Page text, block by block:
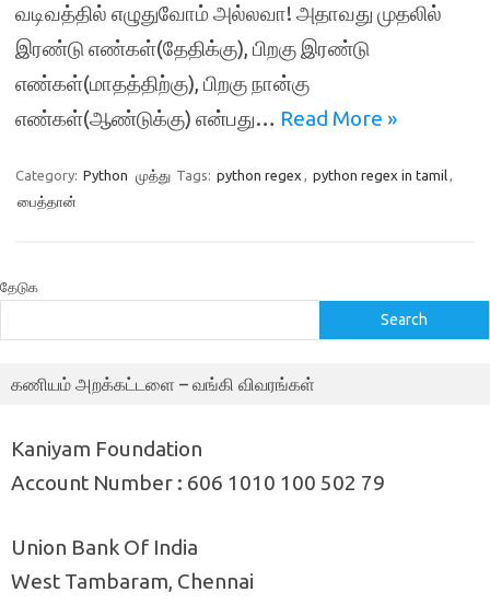
வடிவத்தில் எழுதுவோம் அல்லவா! அதாவது முதலில்
இரண்டு எண்கள்(தேதிக்கு), பிறகு இரண்டு
எண்கள்(மாதத்திற்கு), பிறகு நான்கு
எண்கள்(ஆண்டுக்கு) என்பது… Read More »
Category: Python முத்து Tags: python regex , python regex in tamil,
பைத்தான்
தேடுக
Search
கணியம் அறக்கட்டளை – வங்கி விவரங்கள்
Kaniyam Foundation
Account Number : 606 1010 100 502 79
Union Bank Of India
West Tambaram, Chennai